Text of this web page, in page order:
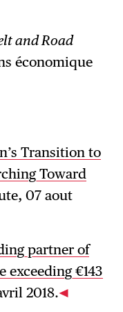
and Road
économique
Transition to
Toward
07 aout
partner of
exceeding €143
2018.